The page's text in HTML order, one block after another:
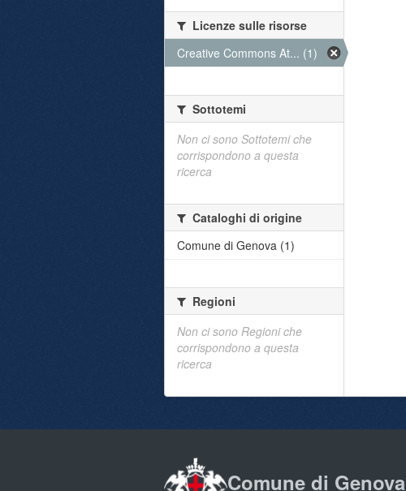
Licenze sulle risorse
Creative Commons At... (1)
Sottotemi
Non ci sono Sottotemi che
corrispondono a questa
ricerca
Cataloghi di origine
Comune di Genova (1)
Regioni
Non ci sono Regioni che
corrispondono a questa
ricerca
Comune di Genova